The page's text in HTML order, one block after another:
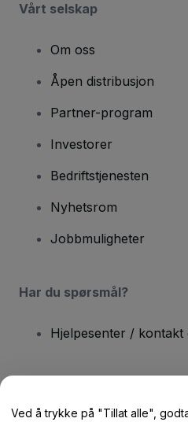
Vårt selskap
Om oss
Åpen distribusjon
Partner-program
Investorer
Bedriftstjenesten
Nyhetsrom
Jobbmuligheter
Har du spørsmål?
Hjelpesenter / kontakt
Ved å trykke på "Tillat alle",